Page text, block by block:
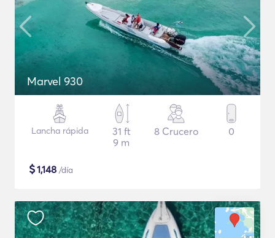
Marvel 930
Lancha rápida
31 ft
9 m
8 Crucero 0
$1,148 /día